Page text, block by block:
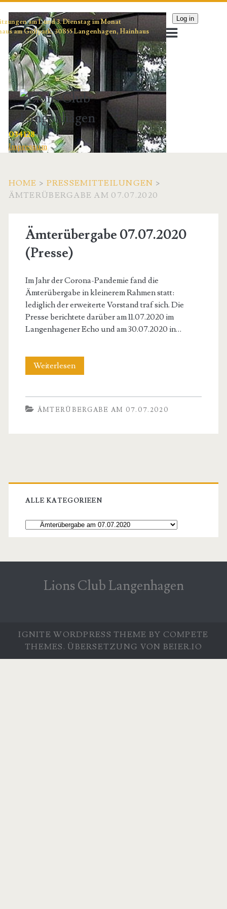
am 1. und 3. Dienstag im Monat
am Golfpark, 30855 Langenhagen, Hainhaus
034128
Impressum
Log in
HOME > PRESSEMITTEILUNGEN >
ÄMTERÜBERGABE AM 07.07.2020
Kategorie:
<span>Ämterübergabe
am
07.07.2020</span>
Ämterübergabe 07.07.2020
(Presse)
Im Jahr der Corona-Pandemie fand die
Ämterübergabe in kleinerem Rahmen statt:
lediglich der erweiterte Vorstand traf sich. Die
Presse berichtete darüber am 11.07.2020 im
Langenhagener Echo und am 30.07.2020 in…
WeiterlesenÄmterübergabe
ÄMTERÜBERGABE AM 07.07.2020
Primary
Sidebar
ALLE KATEGORIEEN
Lions Club Langenhagen
IGNITE WORDPRESS THEME BY COMPETE
THEMES. ÜBERSETZUNG VON BEIER.IO